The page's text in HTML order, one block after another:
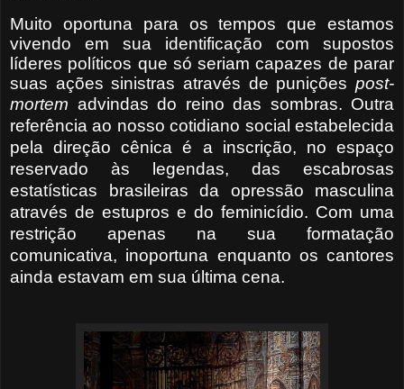
Muito oportuna para os tempos que estamos
vivendo em sua identificação com supostos
líderes políticos que só seriam capazes de parar
suas ações sinistras através de punições post-
mortem advindas do reino das sombras. Outra
referência ao nosso cotidiano social estabelecida
pela direção cênica é a inscrição, no espaço
reservado às legendas, das escabrosas
estatísticas brasileiras da opressão masculina
através de estupros e do feminicídio. Com uma
restrição apenas na sua formatação
comunicativa, inoportuna enquanto os cantores
ainda estavam em sua última cena.